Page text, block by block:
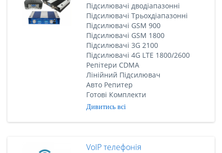
Підсилювачі дводіапазонні
Підсилювачі Трьохдіапазонні
Підсилювачі GSM 900
Підсилювачі GSM 1800
Підсилювачі 3G 2100
Підсилювачі 4G LTE 1800/2600
Репітери CDMA
Лінійний Підсилювач
Авто Репитер
Готові Комплекти
Дивитись всі
VoIP телефонія